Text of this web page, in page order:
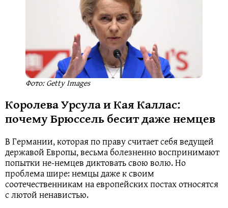
Фото: Getty Images
Королева Урсула и Кая Каллас:
почему Брюссель бесит даже немцев
В Германии, которая по праву считает себя ведущей
державой Европы, весьма болезненно воспринимают
попытки не-немцев диктовать свою волю. Но
проблема шире: немцы даже к своим
соотечественникам на европейских постах относятся
с лютой ненавистью.